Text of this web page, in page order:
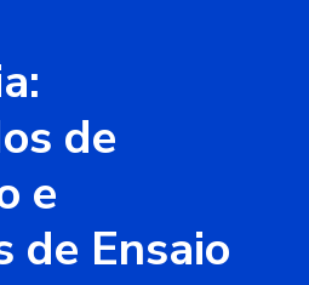
de
e
de Ensaio